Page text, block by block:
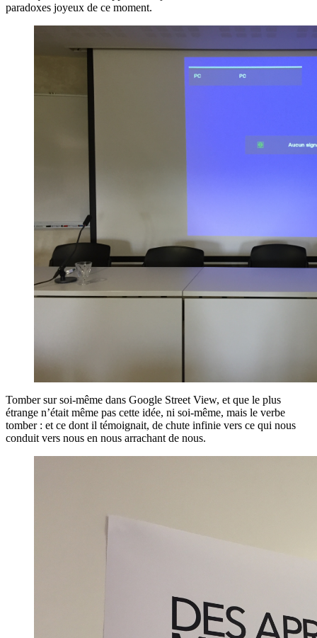
paradoxes joyeux de ce moment.
Tomber sur soi-même dans Google Street View, et que le plus
étrange n’était même pas cette idée, ni soi-même, mais le verbe
tomber : et ce dont il témoignait, de chute infinie vers ce qui nous
conduit vers nous en nous arrachant de nous.